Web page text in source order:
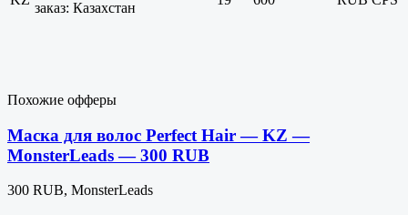
заказ: Казахстан
Похожие офферы
Маска для волос Perfect Hair — KZ —
MonsterLeads — 300 RUB
300 RUB, MonsterLeads